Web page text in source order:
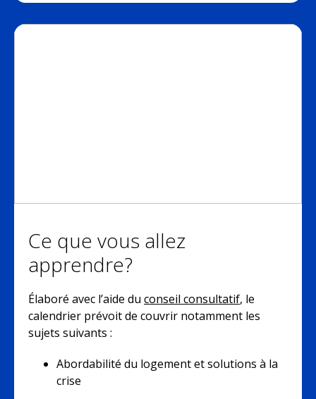
Ce que vous allez
apprendre?
Élaboré avec l’aide du conseil consultatif, le
calendrier prévoit de couvrir notamment les
sujets suivants :
Abordabilité du logement et solutions à la
crise